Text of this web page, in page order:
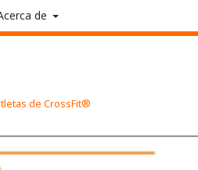
de
de CrossFit®